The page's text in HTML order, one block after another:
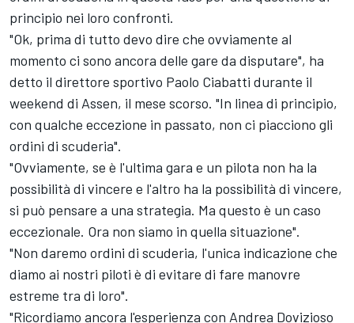
principio nei loro confronti.
"Ok, prima di tutto devo dire che ovviamente al
momento ci sono ancora delle gare da disputare", ha
detto il direttore sportivo Paolo Ciabatti durante il
weekend di Assen, il mese scorso. "In linea di principio,
con qualche eccezione in passato, non ci piacciono gli
ordini di scuderia".
"Ovviamente, se è l'ultima gara e un pilota non ha la
possibilità di vincere e l'altro ha la possibilità di vincere,
si può pensare a una strategia. Ma questo è un caso
eccezionale. Ora non siamo in quella situazione".
"Non daremo ordini di scuderia, l'unica indicazione che
diamo ai nostri piloti è di evitare di fare manovre
estreme tra di loro".
"Ricordiamo ancora l'esperienza con Andrea Dovizioso